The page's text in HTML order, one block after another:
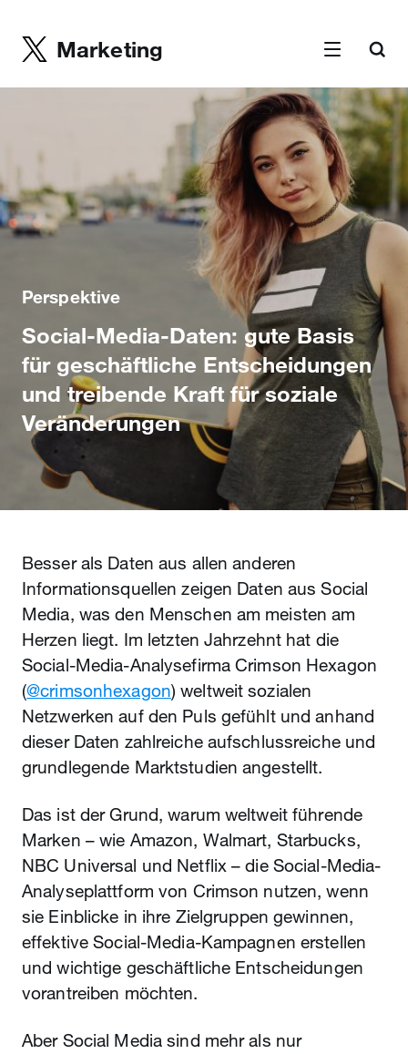
Marketing
Perspektive
Social-Media-Daten: gute Basis
für geschäftliche Entscheidungen
und treibende Kraft für soziale
Veränderungen
Besser als Daten aus allen anderen
Informationsquellen zeigen Daten aus Social
Media, was den Menschen am meisten am
Herzen liegt. Im letzten Jahrzehnt hat die
Social-Media-Analysefirma Crimson Hexagon
(@crimsonhexagon) weltweit sozialen
Netzwerken auf den Puls gefühlt und anhand
dieser Daten zahlreiche aufschlussreiche und
grundlegende Marktstudien angestellt.
Das ist der Grund, warum weltweit führende
Marken – wie Amazon, Walmart, Starbucks,
NBC Universal und Netflix – die Social-Media-
Analyseplattform von Crimson nutzen, wenn
sie Einblicke in ihre Zielgruppen gewinnen,
effektive Social-Media-Kampagnen erstellen
und wichtige geschäftliche Entscheidungen
vorantreiben möchten.
Aber Social Media sind mehr als nur